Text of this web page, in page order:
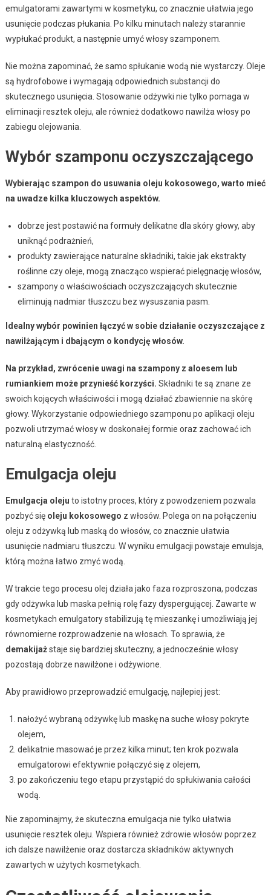
emulgatorami zawartymi w kosmetyku, co znacznie ułatwia jego
usunięcie podczas płukania. Po kilku minutach należy starannie
wypłukać produkt, a następnie umyć włosy szamponem.
Nie można zapominać, że samo spłukanie wodą nie wystarczy. Oleje
są hydrofobowe i wymagają odpowiednich substancji do
skutecznego usunięcia. Stosowanie odżywki nie tylko pomaga w
eliminacji resztek oleju, ale również dodatkowo nawilża włosy po
zabiegu olejowania.
Wybór szamponu oczyszczającego
Wybierając szampon do usuwania oleju kokosowego, warto mieć
na uwadze kilka kluczowych aspektów.
dobrze jest postawić na formuły delikatne dla skóry głowy, aby
uniknąć podrażnień,
produkty zawierające naturalne składniki, takie jak ekstrakty
roślinne czy oleje, mogą znacząco wspierać pielęgnację włosów,
szampony o właściwościach oczyszczających skutecznie
eliminują nadmiar tłuszczu bez wysuszania pasm.
Idealny wybór powinien łączyć w sobie działanie oczyszczające z
nawilżającym i dbającym o kondycję włosów.
Na przykład, zwrócenie uwagi na szampony z aloesem lub
rumiankiem może przynieść korzyści. Składniki te są znane ze
swoich kojących właściwości i mogą działać zbawiennie na skórę
głowy. Wykorzystanie odpowiedniego szamponu po aplikacji oleju
pozwoli utrzymać włosy w doskonałej formie oraz zachować ich
naturalną elastyczność.
Emulgacja oleju
Emulgacja oleju to istotny proces, który z powodzeniem pozwala
pozbyć się oleju kokosowego z włosów. Polega on na połączeniu
oleju z odżywką lub maską do włosów, co znacznie ułatwia
usunięcie nadmiaru tłuszczu. W wyniku emulgacji powstaje emulsja,
którą można łatwo zmyć wodą.
W trakcie tego procesu olej działa jako faza rozproszona, podczas
gdy odżywka lub maska pełnią rolę fazy dyspergującej. Zawarte w
kosmetykach emulgatory stabilizują tę mieszankę i umożliwiają jej
równomierne rozprowadzenie na włosach. To sprawia, że
demakijażstaje się bardziej skuteczny, a jednocześnie włosy
pozostają dobrze nawilżone i odżywione.
Aby prawidłowo przeprowadzić emulgację, najlepiej jest:
nałożyć wybraną odżywkę lub maskę na suche włosy pokryte
olejem,
delikatnie masować je przez kilka minut; ten krok pozwala
emulgatorowi efektywnie połączyć się z olejem,
po zakończeniu tego etapu przystąpić do spłukiwania całości
wodą.
Nie zapominajmy, że skuteczna emulgacja nie tylko ułatwia
usunięcie resztek oleju. Wspiera również zdrowie włosów poprzez
ich dalsze nawilżenie oraz dostarcza składników aktywnych
zawartych w użytych kosmetykach.